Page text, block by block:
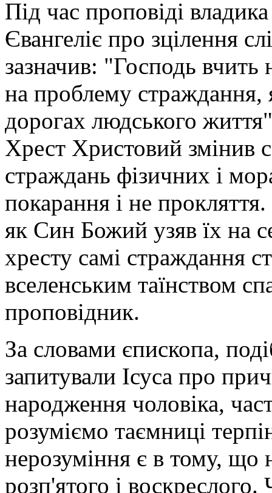
Під час проповіді
Євангеліє про зцілення
зазначив: "Господь
на проблему страждання,
дорогах людського
Хрест Христовий змінив
страждань фізичних і
покарання і не
як Син Божий узяв їх на
хресту самі страждання
вселенським таїнством
проповідник.
За словами єпископа,
запитували Ісуса про
народження чоловіка,
розуміємо таємниці
нерозуміння є в тому, що
розп'ятого і